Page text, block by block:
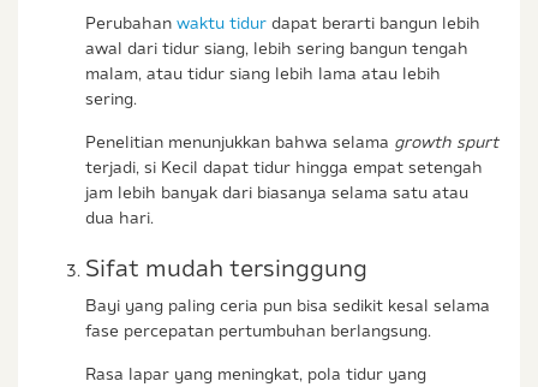
Perubahan waktu tidur dapat berarti bangun lebih
awal dari tidur siang, lebih sering bangun tengah
malam, atau tidur siang lebih lama atau lebih
sering.
Penelitian menunjukkan bahwa selama growth spurt
terjadi, si Kecil dapat tidur hingga empat setengah
jam lebih banyak dari biasanya selama satu atau
dua hari.
Sifat mudah tersinggung
Bayi yang paling ceria pun bisa sedikit kesal selama
fase percepatan pertumbuhan berlangsung.
Rasa lapar yang meningkat, pola tidur yang